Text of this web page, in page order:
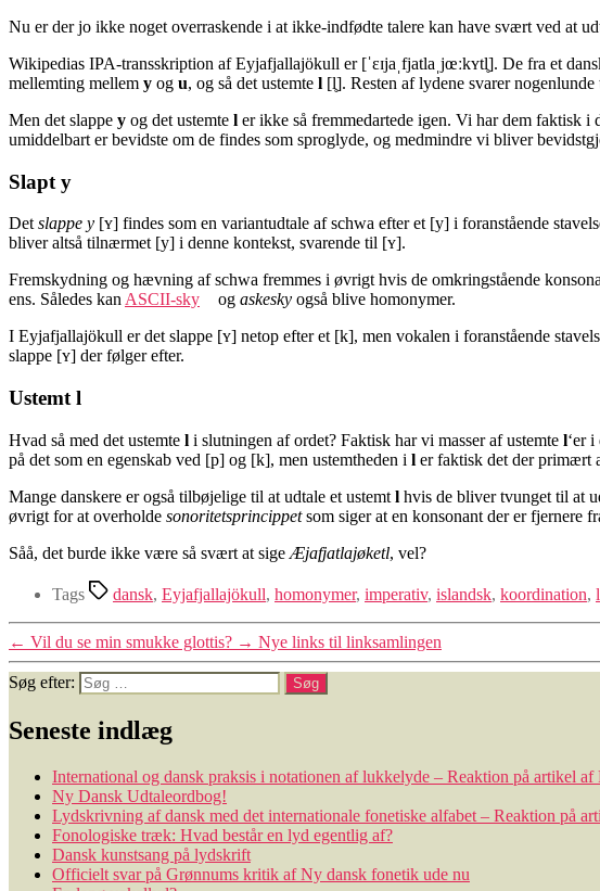
Nu er der jo ikke noget overraskende i at ikke-indfødte talere kan have svært ved at
Wikipedias IPA-transskription af Eyjafjallajökull er [ˈɛɪjaˌfjatlaˌjœːkʏtl̥]. De fra et
mellemting mellem y og u, og så det ustemte l [l̥]. Resten af lydene svarer
Men det slappe y og det ustemte l er ikke så fremmedartede igen. Vi har dem faktisk
umiddelbart er bevidste om de findes som sproglyde, og medmindre vi bliver
Slapt y
Det slappe y [ʏ] findes som en variantudtale af schwa efter et [y] i foranstående
bliver altså tilnærmet [y] i denne kontekst, svarende til [ʏ].
Fremskydning og hævning af schwa fremmes i øvrigt hvis de omkringstående
ens. Således kan ASCII-sky og askesky også blive homonymer.
I Eyjafjallajökull er det slappe [ʏ] netop efter et [k], men vokalen i foranstående
slappe [ʏ] der følger efter.
Ustemt l
Hvad så med det ustemte l i slutningen af ordet? Faktisk har vi masser af ustemte l‘er
på det som en egenskab ved [p] og [k], men ustemtheden i l er faktisk det der primært
Mange danskere er også tilbøjelige til at udtale et ustemt l hvis de bliver tvunget til at
øvrigt for at overholde sonoritetsprincippetsom siger at en konsonant der er fjernere
Såå, det burde ikke være så svært at sige Æjafjatlajøketl, vel?
Tags dansk, Eyjafjallajökull, homonymer, imperativ, islandsk, koordination, l
← Vil du se min smukke glottis? → Nye links til linksamlingen
Søg efter:
Seneste indlæg
International og dansk praksis i notationen af lukkelyde – Reaktion på artikel af
Ny Dansk Udtaleordbog!
Lydskrivning af dansk med det internationale fonetiske alfabet – Reaktion på
Fonologiske træk: Hvad består en lyd egentlig af?
Dansk kunstsang på lydskrift
Officielt svar på Grønnums kritik af Ny dansk fonetik ude nu